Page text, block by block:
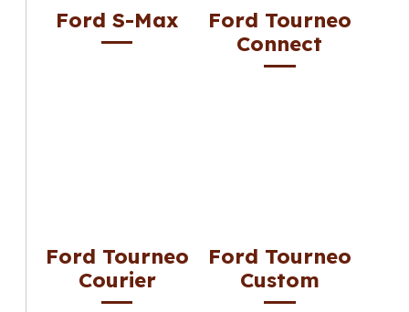
Ford S-Max
Ford Tourneo
Connect
Ford Tourneo
Courier
Ford Tourneo
Custom